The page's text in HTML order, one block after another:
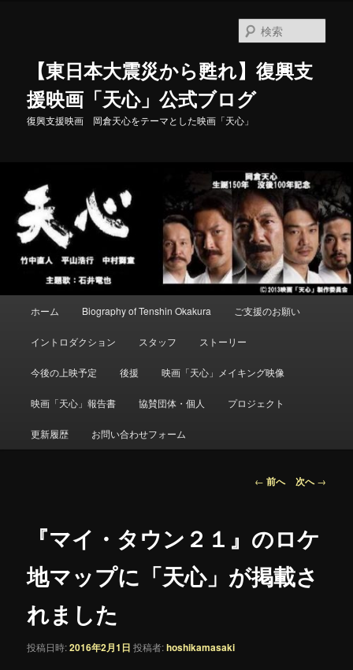
【東日本大震災から甦れ】復興支
援映画「天心」公式ブログ
復興支援映画 岡倉天心をテーマとした映画「天心」
索
ホーム Biography of Tenshin Okakura ご支援のお願い
イントロダクション スタッフ ストーリー
今後の上映予定 後援 映画「天心」メイキング映像
映画「天心」報告書 協賛団体・個人 プロジェクト
更新履歴 お問い合わせフォーム
投
ビ
ゲ
シ
← 前へ 次へ→
『マイ・タウン２１』のロケ
地マップに「天心」が掲載さ
れました
投稿日時:2016年2月1日 投稿者:hoshikamasaki